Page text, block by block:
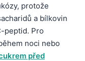
protože
a bílkovin
peptid. Pro
noci nebo
před